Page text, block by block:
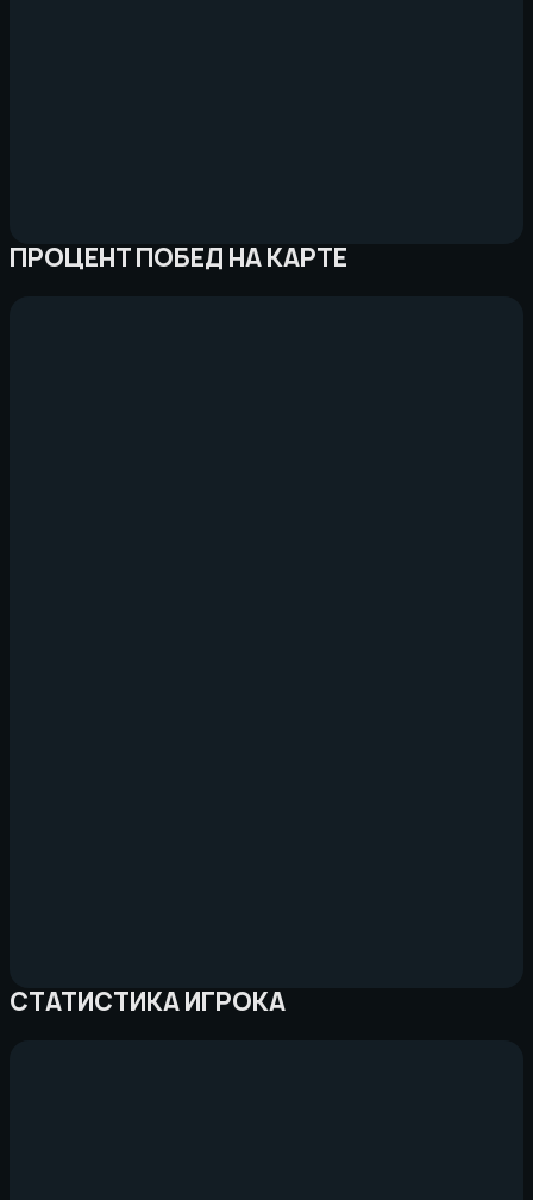
ПРОЦЕНТ ПОБЕД НА КАРТЕ
СТАТИСТИКА ИГРОКА